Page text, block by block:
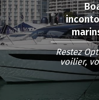
Restez
voilier,